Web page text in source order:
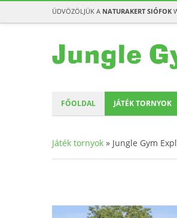
ÜDVÖZÖLJÜK A NATURAKERT SIÓFOK
FŐOLDAL JÁTÉK TORNYOK
Játék tornyok » Jungle Gym